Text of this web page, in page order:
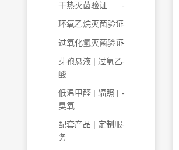
干热灭菌验证
环氧乙烷灭菌验证
过氧化氢灭菌验证
芽孢悬液 | 过氧乙
酸
低温甲醛 | 辐照 |
臭氧
配套产品 | 定制服
务